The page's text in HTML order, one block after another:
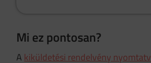
Mi ez pontosan?
A kiküldetési rendelvény